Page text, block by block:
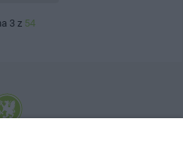
3 z 54
Internetowy Serwis Informacyjny Miasta